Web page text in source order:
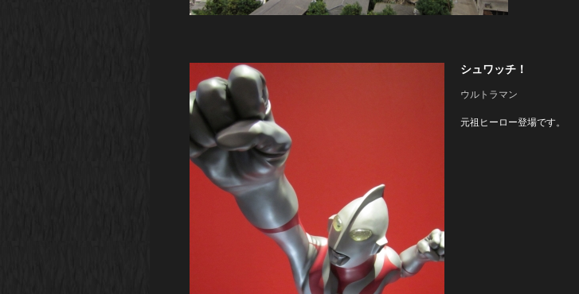
シュワッチ！
ウルトラマン
元祖ヒーロー登場です。